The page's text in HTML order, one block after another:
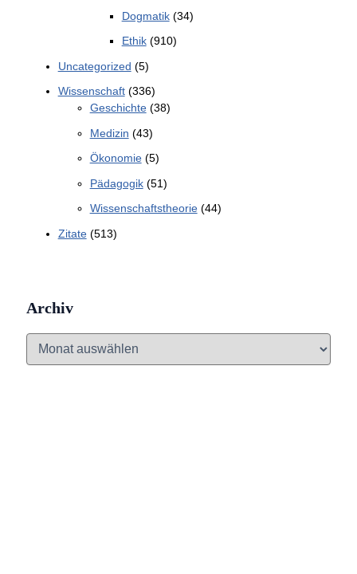
Dogmatik(34)
Ethik(910)
Uncategorized (5)
Wissenschaft(336)
Geschichte(38)
Medizin (43)
Ökonomie(5)
Pädagogik(51)
Wissenschaftstheorie(44)
Zitate(513)
Archiv